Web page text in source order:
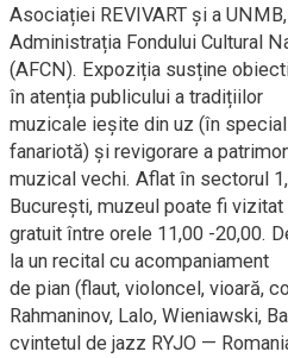
Asociației REVIVART și a
Administrația Fondului Cultural
(AFCN). Expoziția susține
în atenția publicului a tradițiilor
muzicale ieșite din uz (în
fanariotă) și revigorare a
muzical vechi. Aflat în sectorul
București, muzeul poate fi vizitat
gratuit între orele 11,00 -20,00.
la un recital cu acompaniament
de pian (flaut, violoncel, vioară,
Rahmaninov, Lalo, Wieniawski,
cvintetul de jazz RYJO —